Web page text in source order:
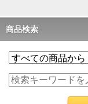
商品検索